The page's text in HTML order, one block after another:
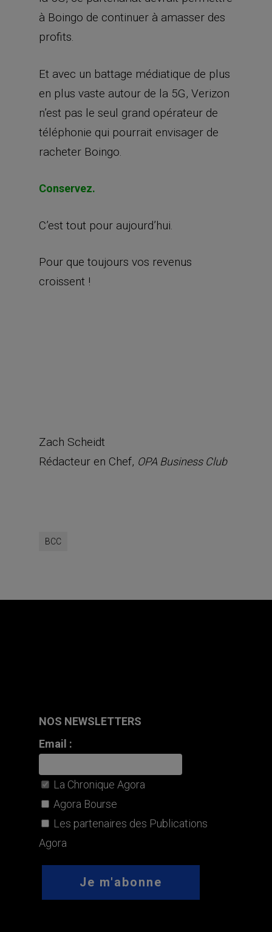
à Boingo de continuer à amasser des
profits.
Et avec un battage médiatique de plus
en plus vaste autour de la 5G, Verizon
n’est pas le seul grand opérateur de
téléphonie qui pourrait envisager de
racheter Boingo.
Conservez.
C’est tout pour aujourd’hui.
Pour que toujours vos revenus
croissent !
Zach Scheidt
Rédacteur en Chef, OPA Business Club
BCC
NOS NEWSLETTERS
Email :
La Chronique Agora
Agora Bourse
Les partenaires des Publications
Agora